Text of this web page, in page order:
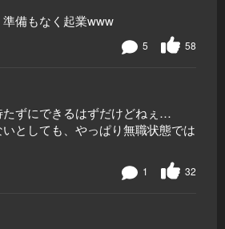
備もなく起業www
58
5
ずにできるはずだけどねぇ…
としても、やっぱり無職状態では
32
1